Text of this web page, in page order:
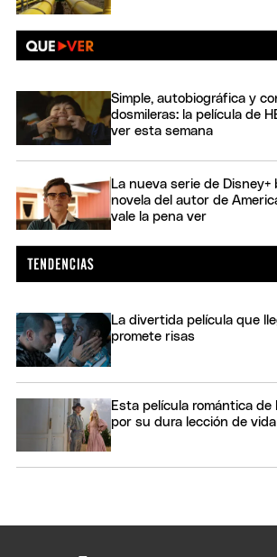
Simple, autobiográfica y
dosmileras: la película de
ver esta semana
La nueva serie de Disney+
novela del autor de
vale la pena ver
La divertida película que
promete risas
Esta película romántica
por su dura lección de vida